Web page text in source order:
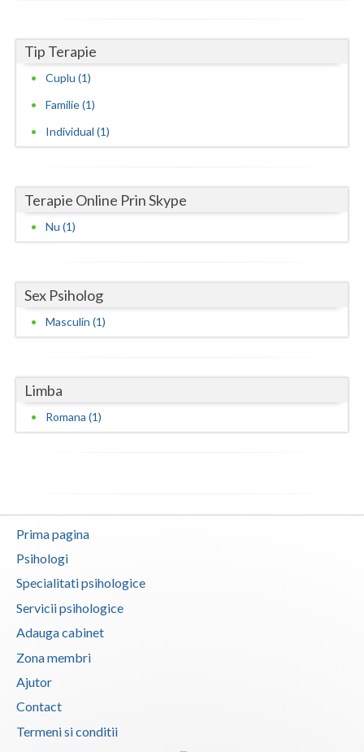
Olt
Prahova
Salaj
Satu-Mare
Suceava
Teleorman
Tulcea
Valcea
Vrancea
Tip Terapie
Cuplu (1)
Familie (1)
Individual (1)
Terapie Online Prin Skype
Nu (1)
Sex Psiholog
Masculin (1)
Limba
Romana (1)
Prima pagina
Psihologi
Specialitati psihologice
Servicii psihologice
Adauga cabinet
Zona membri
Ajutor
Contact
Termeni si conditii